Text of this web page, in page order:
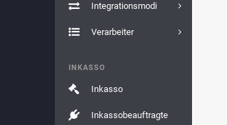
Integrationsmodi
Verarbeiter
INKASSO
Inkasso
Inkassobeauftragte